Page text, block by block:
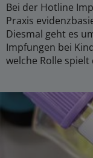
Bei der Hotline
Praxis
Diesmal geht es
Impfungen bei
welche Rolle